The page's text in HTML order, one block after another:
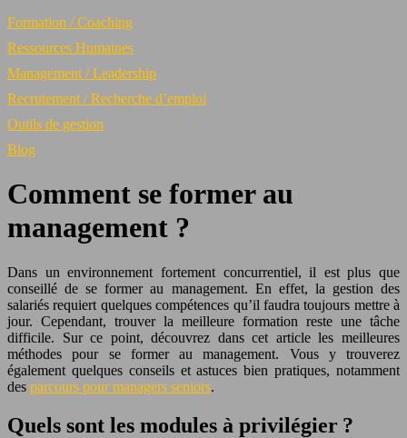
Formation / Coaching
Ressources Humaines
Management / Leadership
Recrutement / Recherche d’emploi
Outils de gestion
Blog
Comment se former au
management ?
Dans un environnement fortement concurrentiel, il est plus que
conseillé de se former au management. En effet, la gestion des
salariés requiert quelques compétences qu’il faudra toujours mettre à
jour. Cependant, trouver la meilleure formation reste une tâche
difficile. Sur ce point, découvrez dans cet article les meilleures
méthodes pour se former au management. Vous y trouverez
également quelques conseils et astuces bien pratiques, notamment
des parcours pour managers seniors.
Quels sont les modules à privilégier ?